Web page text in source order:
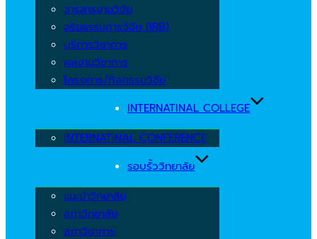
วารสารงานวิจัย
จริยธรรมการวิจัย (IRB)
บริการวิชาการ
ผลงานวิชาการ
โครงการ/กิจกรรมวิจัย
INTERNATINAL COLLEGE
INTERNATINAL CONFERENCE
รอบรั้ววิทยาลัย
แนะนำวิทยาลัย
สภาวิทยาลัย
สภาวิชาการ